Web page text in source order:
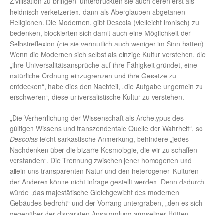
heidnisch verketzerten, dann als Aberglauben abgetanen
Religionen. Die Modernen, gibt Descola (vielleicht ironisch) zu
bedenken, blockierten sich damit auch eine Möglichkeit der
Selbstreflexion (die sie vermutlich auch weniger im Sinn hatten).
Wenn die Modernen sich selbst als einzige Kultur verstehen, die
„ihre Universalitätsansprüche auf ihre Fähigkeit gründet, eine
natürliche Ordnung einzugrenzen und ihre Gesetze zu
entdecken“, habe dies den Nachteil, „die Aufgabe ungemein zu
erschweren“, diese universalistische Kultur zu verstehen.
„Die Verherrlichung der Wissenschaft als Archetypus des
gültigen Wissens und transzendentale Quelle der Wahrheit“, so
Descolas leicht sarkastische Anmerkung, behindere „jedes
Nachdenken über die bizarre Kosmologie, die wir zu schaffen
verstanden“. Die Trennung zwischen jener homogenen und
allein uns transparenten Natur und den heterogenen Kulturen
der Anderen könne nicht infrage gestellt werden. Denn dadurch
würde „das majestätische Gleichgewicht des modernen
Gebäudes bedroht“ und der Vorrang untergraben, „den es sich